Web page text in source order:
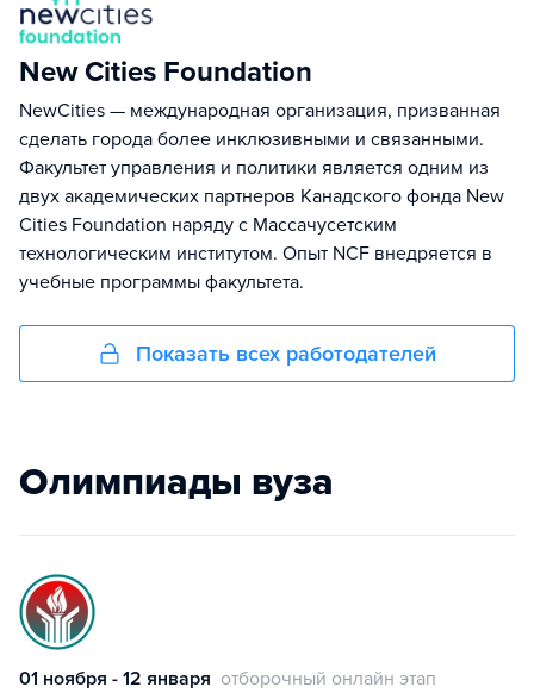
New Cities Foundation
NewCities — международная организация, призванная
сделать города более инклюзивными и связанными.
Факультет управления и политики является одним из
двух академических партнеров Канадского фонда New
Cities Foundation наряду с Массачусетским
технологическим институтом. Опыт NCF внедряется в
учебные программы факультета.
Показать всех работодателей
Олимпиады вуза
01 ноября - 12 января отборочный онлайн этап